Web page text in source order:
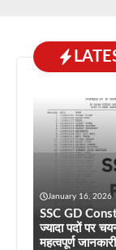
January 16, 2026
SSC GD
ज्यादा पदों पर
महत्वपूर्ण जानकारी